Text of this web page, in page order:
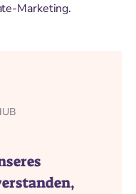
Marketing.